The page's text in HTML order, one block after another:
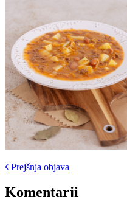
Post
navigation
Prejšnja objava
Komentarji